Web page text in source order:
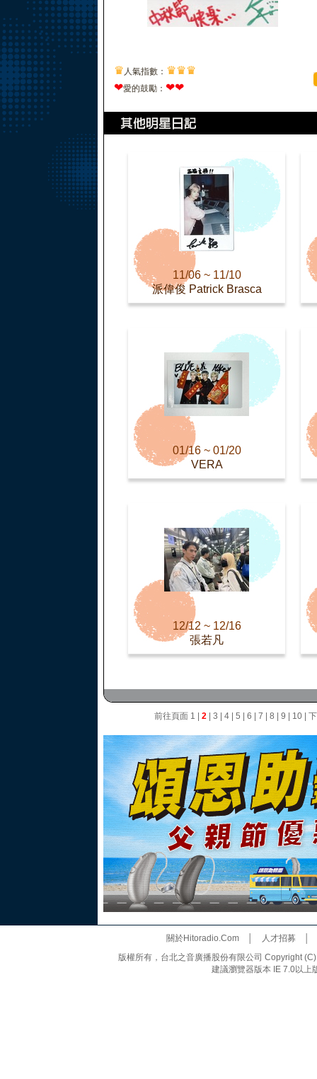
♛ 人氣指數： ♛♛♛
❤愛的鼓勵： ❤❤
11/06 ~ 11/10
派偉俊 Patrick Brasca
01/16 ~ 01/20
VERA
12/12 ~ 12/16
張若凡
前往頁面 1 2| 3 4| 5 6 7 8 9 10|
關於Hitoradio.Com│ 人才招募
版權所有，台北之音廣播股份有限公司 Copyright
建議瀏覽器版本 IE 7.0以上